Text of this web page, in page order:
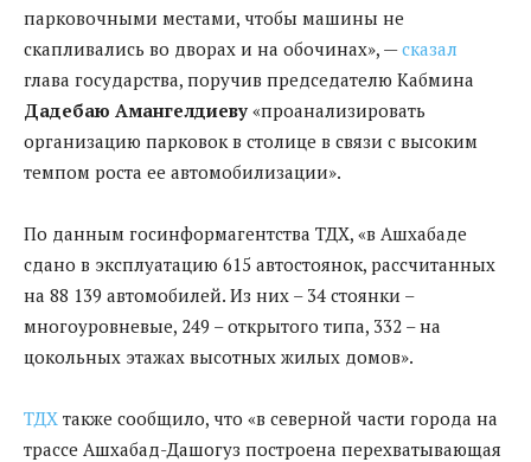
парковочными местами, чтобы машины не
скапливались во дворах и на обочинах», —сказал
глава государства, поручив председателю Кабмина
Дадебаю Амангелдиеву «проанализировать
организацию парковок в столице в связи с высоким
темпом роста ее автомобилизации».
По данным госинформагентства ТДХ, «в Ашхабаде
сдано в эксплуатацию 615 автостоянок, рассчитанных
на 88 139 автомобилей. Из них – 34 стоянки –
многоуровневые, 249 – открытого типа, 332 – на
цокольных этажах высотных жилых домов».
ТДХ также сообщило, что «в северной части города на
трассе Ашхабад-Дашогуз построена перехватывающая